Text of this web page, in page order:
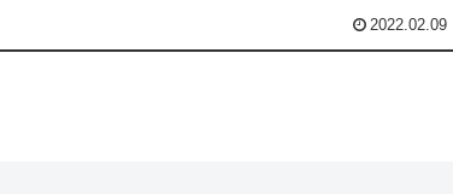
2022.02.09